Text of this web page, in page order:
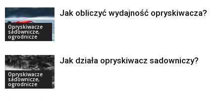
Opryskiwacze
sadownicze,
ogrodnicze
Jak obliczyć wydajność opryskiwacza?
Opryskiwacze
sadownicze,
ogrodnicze
Jak działa opryskiwacz sadowniczy?